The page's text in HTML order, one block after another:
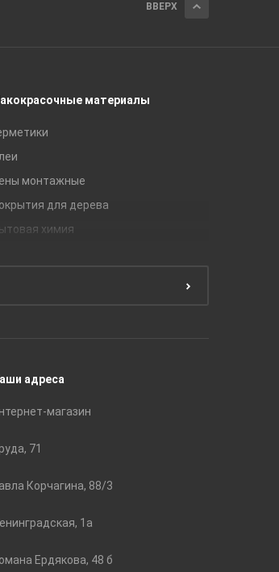
ВВЕРХ
материалы
монтажные
для дерева
химия
адреса
магазин
71
Корчагина, 88/3
1а
Ердякова, 48 б